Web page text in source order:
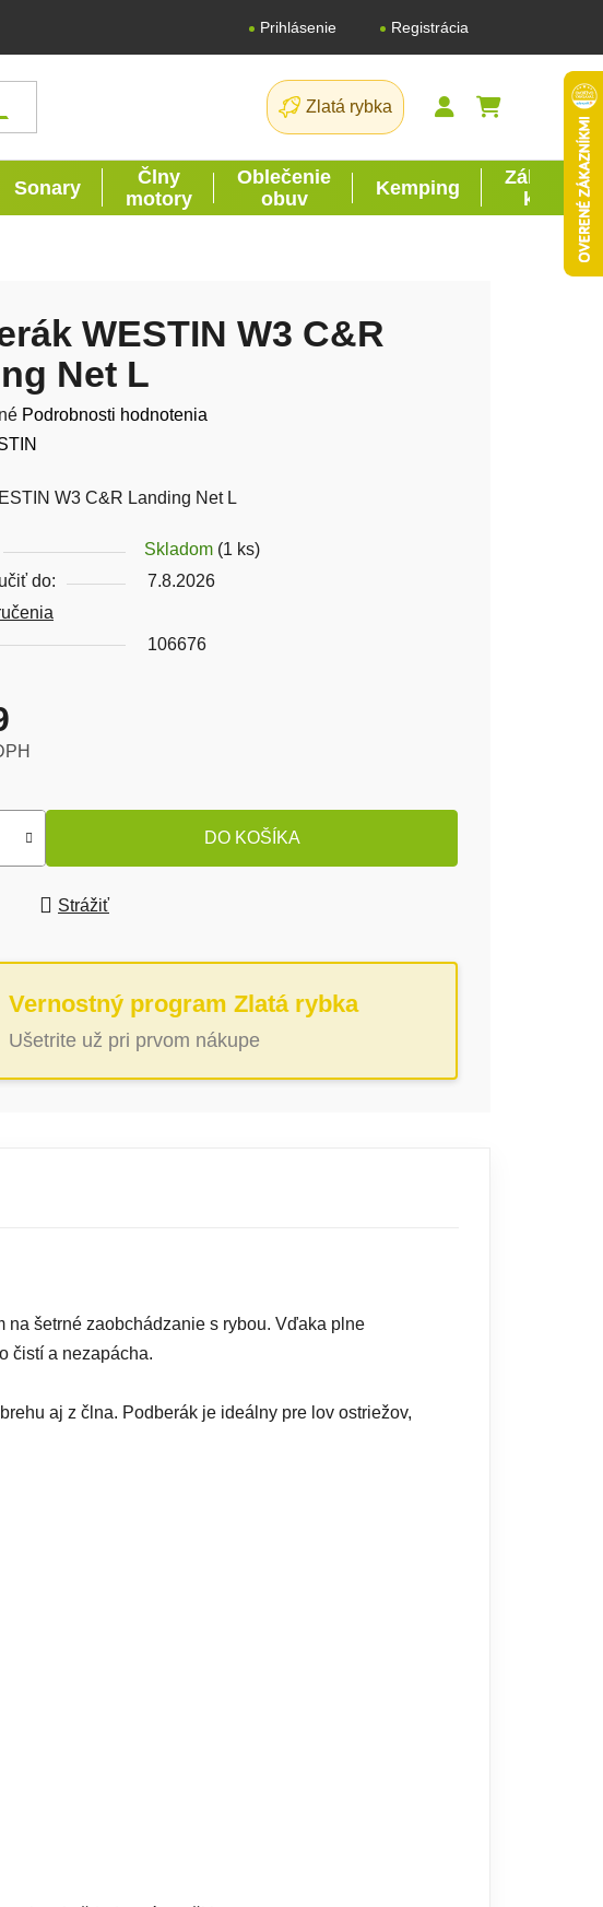
Prihlásenie Registrácia
Zlatá rybka
NÁKUPNÝ
Sonary
Člny
motory
Oblečenie
obuv
Kemping
Záhrada
kutil
WESTIN W3 C&R
Net L
produktu je 0,0 z 5 hviezdičiek.
Podrobnosti hodnotenia
W3 C&R Landing Net L
Skladom (1 ks)
do:
7.8.2026
106676
DO KOŠÍKA
Strážiť
Vernostný program Zlatá rybka
Ušetrite už pri prvom nákupe
na šetrné zaobchádzanie s rybou. Vďaka plne
čistí a nezapácha.
aj z člna. Podberák je ideálny pre lov ostriežov,